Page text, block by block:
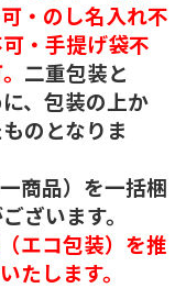
・のし名入れ不
・手提げ袋不
二重包装と
、包装の上か
のとなりま
商品）を一括梱
ざいます。
エコ包装）を推
たします。